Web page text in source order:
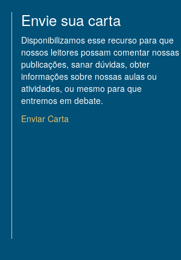
Envie sua carta
Disponibilizamos esse recurso para que
nossos leitores possam comentar nossas
publicações, sanar dúvidas, obter
informações sobre nossas aulas ou
atividades, ou mesmo para que
entremos em debate.
Enviar Carta